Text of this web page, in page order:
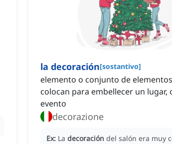
la decoración[sostantivo]
elemento o conjunto de
colocan para embellecer un lugar,
evento
decorazione
Ex: La decoración del salón era muy